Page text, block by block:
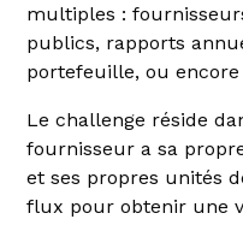
multiples :
publics, rapports
portefeuille, ou
Le challenge réside
fournisseur a sa
et ses propres unités
flux pour obtenir une